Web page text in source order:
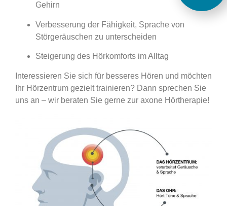
Gehirn
Verbesserung der Fähigkeit, Sprache von
Störgeräuschen zu unterscheiden
Steigerung des Hörkomforts im Alltag
Interessieren Sie sich für besseres Hören und möchten
Ihr Hörzentrum gezielt trainieren? Dann sprechen Sie
uns an – wir beraten Sie gerne zur axone Hörtherapie!